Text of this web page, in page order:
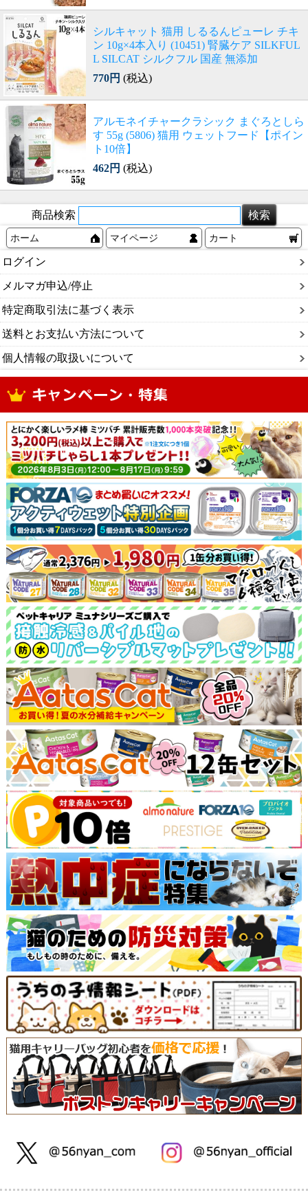
シルキャット 猫用 しるるんピューレ チキ
ン 10g×4本入り (10451) 腎臓ケア SILKFUL
L SILCAT シルクフル 国産 無添加
770円 (税込)
アルモネイチャークラシック まぐろとしら
す 55g (5806) 猫用 ウェットフード【ポイン
ト10倍】
462円 (税込)
商品検索
ホーム マイページ カート
ログイン
メルマガ申込/停止
特定商取引法に基づく表示
送料とお支払い方法について
個人情報の取扱いについて